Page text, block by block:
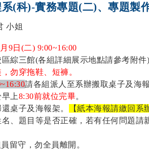
(科)-實務專題(二)、專題製
小姐
9日(二) 9:00~16:00
綜三館(各組詳細展示地點請參考附件
勿穿拖鞋、短褲。
請各組派人至系辦搬取桌子及海
上8:30前就位完畢。
桌子及海報架。
【紙本海報請繳回系
、題目等是否正確，若有任何問題請
留守，勿全員離開。